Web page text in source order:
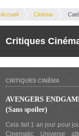
Accueil Cinéma
Critiques
CRITIQUES CINÉMA
AVENGERS
(Sans spoiler)
Cela fait 1 an jour pour
Cinematic Universe